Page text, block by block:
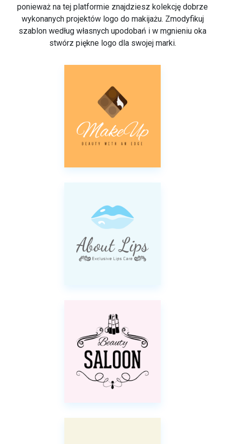
ponieważ na tej platformie znajdziesz kolekcję dobrze
wykonanych projektów logo do makijażu. Zmodyfikuj
szablon według własnych upodobań i w mgnieniu oka
stwórz piękne logo dla swojej marki.